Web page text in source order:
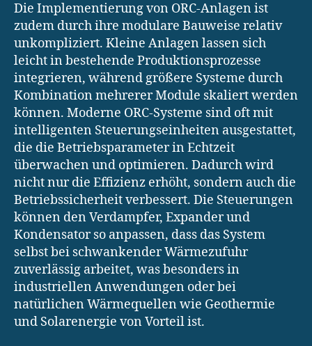
Die Implementierung von ORC-Anlagen ist
zudem durch ihre modulare Bauweise relativ
unkompliziert. Kleine Anlagen lassen sich
leicht in bestehende Produktionsprozesse
integrieren, während größere Systeme durch
Kombination mehrerer Module skaliert werden
können. Moderne ORC-Systeme sind oft mit
intelligenten Steuerungseinheiten ausgestattet,
die die Betriebsparameter in Echtzeit
überwachen und optimieren. Dadurch wird
nicht nur die Effizienz erhöht, sondern auch die
Betriebssicherheit verbessert. Die Steuerungen
können den Verdampfer, Expander und
Kondensator so anpassen, dass das System
selbst bei schwankender Wärmezufuhr
zuverlässig arbeitet, was besonders in
industriellen Anwendungen oder bei
natürlichen Wärmequellen wie Geothermie
und Solarenergie von Vorteil ist.